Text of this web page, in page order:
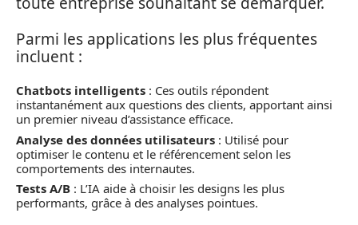
Parmi les applications les plus fréquentes
incluent :
Chatbots intelligents : Ces outils répondent
instantanément aux questions des clients, apportant ainsi
un premier niveau d’assistance efficace.
Analyse des données utilisateurs : Utilisé pour
optimiser le contenu et le référencement selon les
comportements des internautes.
Tests A/B : L’IA aide à choisir les designs les plus
performants, grâce à des analyses pointues.